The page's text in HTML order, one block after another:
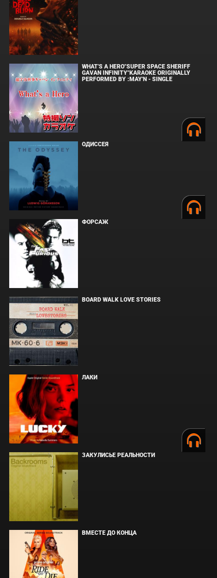
WHAT'S A HERO"SUPER SPACE SHERIFF
GAVAN INFINITY"KARAOKE ORIGINALLY
PERFORMED BY :MAY'N - SINGLE
ОДИССЕЯ
ФОРСАЖ
BOARD WALK LOVE STORIES
ЛАКИ
ЗАКУЛИСЬЕ РЕАЛЬНОСТИ
ВМЕСТЕ ДО КОНЦА